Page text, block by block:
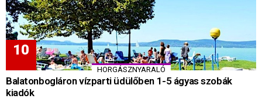
HORGÁSZNYARALÓ
Balatonbogláron vízparti üdülőben 1-5 ágyas szobák
kiadók